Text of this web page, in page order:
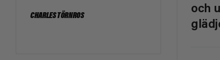
CHARLES TÖRNROS
och